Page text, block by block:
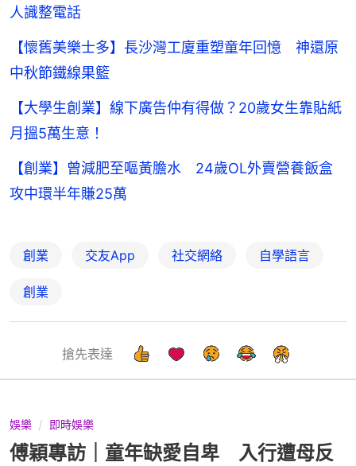
人識整電話
【懷舊美樂士多】長沙灣工廈重塑童年回憶 神還原
中秋節鐵線果籃
【大學生創業】線下廣告仲有得做？20歲女生靠貼紙
月搵5萬生意！
【創業】曾減肥至嘔黃膽水 24歲OL外賣營養飯盒
攻中環半年賺25萬
創業 交友App 社交網絡 自學語言
創業
搶先表達
娛樂 即時娛樂
傅穎專訪｜童年缺愛自卑 入行遭母反